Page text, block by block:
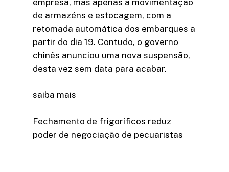
de armazéns e estocagem, com a
retomada automática dos embarques a
partir do dia 19. Contudo, o governo
chinês anunciou uma nova suspensão,
desta vez sem data para acabar.
saiba mais
Fechamento de frigoríficos reduz
poder de negociação de pecuaristas